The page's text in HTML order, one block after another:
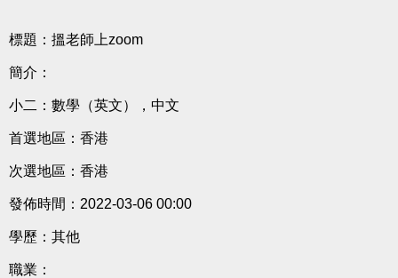
標題：搵老師上zoom
簡介：
小二：數學（英文），中文
首選地區：香港
次選地區：香港
發佈時間：2022-03-06 00:00
學歷：其他
職業：